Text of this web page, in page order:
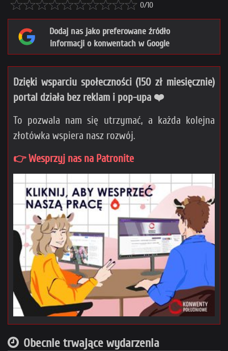
0/10
Dodaj nas jako preferowane źródło
informacji o konwentach w Google
Dzięki wsparciu społeczności (150 zł miesięcznie)
portal działa bez reklam i pop-upa ❤️
To pozwala nam się utrzymać, a każda kolejna
złotówka wspiera nasz rozwój.
👉 Wesprzyj nas na Patronite
Obecnie trwające wydarzenia